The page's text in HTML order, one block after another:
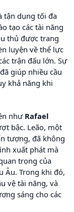
tận dụng tối đa
tạo các tài năng
thủ được trang
luyện về thể lực
trận đấu lớn. Sự
giúp nhiều cầu
khả năng khi
như Rafael
bậc. Leão, một
tượng, đã không
xuất phát mà
trọng của
Âu. Trong khi đó,
vệ tài năng, và
sáng cho các